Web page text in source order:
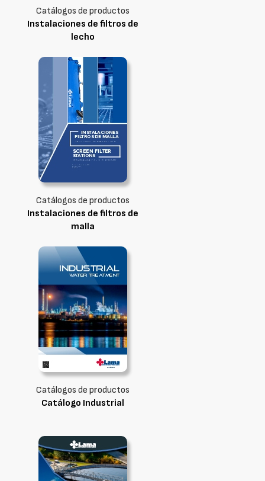
Catálogos de productos
Instalaciones de filtros de
lecho
Catálogos de productos
Instalaciones de filtros de
malla
Catálogos de productos
Catálogo Industrial